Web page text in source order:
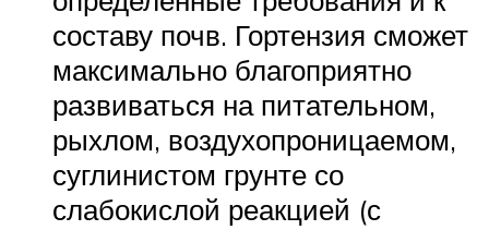
составу почв. Гортензия сможет
максимально благоприятно
развиваться на питательном,
рыхлом, воздухопроницаемом,
суглинистом грунте со
слабокислой реакцией (с